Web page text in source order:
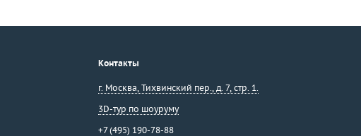
Контакты
г. Москва, Тихвинский пер., д. 7, стр. 1.
3D-тур по шоуруму
+7 (495) 190-78-88